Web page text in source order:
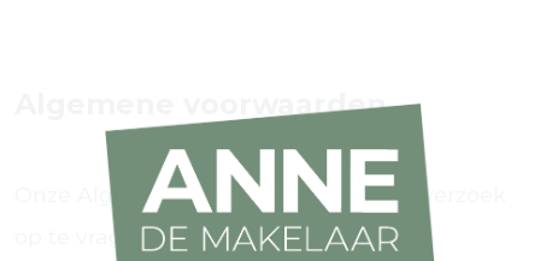
Algemene voorwaarden
Onze Algemene Voorwaarden zijn op verzoek
op te vragen.